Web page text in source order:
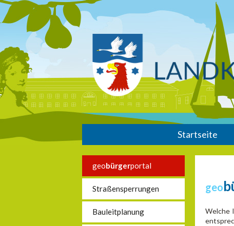
Startseite
geobürgerportal
Straßensperrungen
Bauleitplanung
geo
Welche